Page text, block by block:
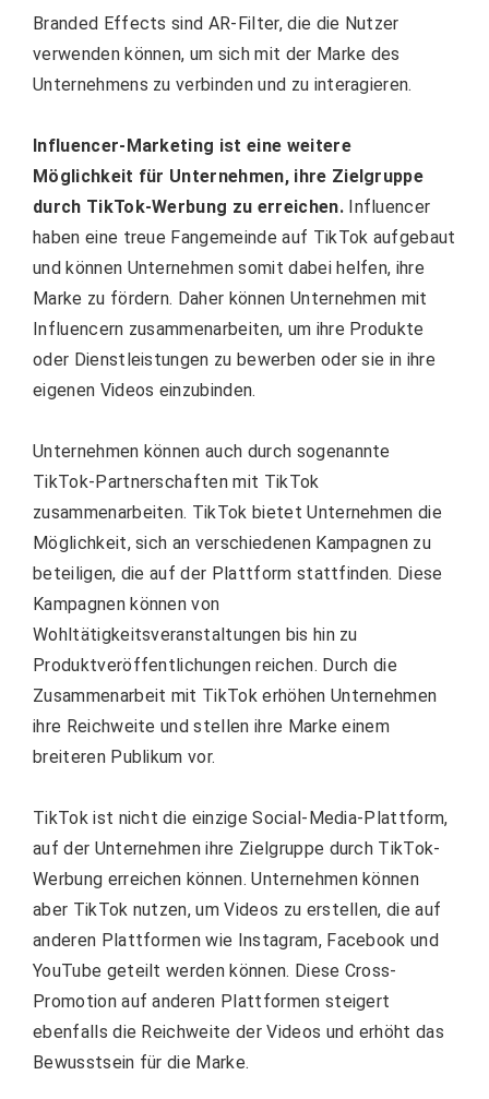
Branded Effects sind AR-Filter, die die Nutzer
verwenden können, um sich mit der Marke des
Unternehmens zu verbinden und zu interagieren.
Influencer-Marketing ist eine weitere
Möglichkeit für Unternehmen, ihre Zielgruppe
durch TikTok-Werbung zu erreichen.Influencer
haben eine treue Fangemeinde auf TikTok aufgebaut
und können Unternehmen somit dabei helfen, ihre
Marke zu fördern. Daher können Unternehmen mit
Influencern zusammenarbeiten, um ihre Produkte
oder Dienstleistungen zu bewerben oder sie in ihre
eigenen Videos einzubinden.
Unternehmen können auch durch sogenannte
TikTok-Partnerschaften mit TikTok
zusammenarbeiten. TikTok bietet Unternehmen die
Möglichkeit, sich an verschiedenen Kampagnen zu
beteiligen, die auf der Plattform stattfinden. Diese
Kampagnen können von
Wohltätigkeitsveranstaltungen bis hin zu
Produktveröffentlichungen reichen. Durch die
Zusammenarbeit mit TikTok erhöhen Unternehmen
ihre Reichweite und stellen ihre Marke einem
breiteren Publikum vor.
TikTok ist nicht die einzige Social-Media-Plattform,
auf der Unternehmen ihre Zielgruppe durch TikTok-
Werbung erreichen können. Unternehmen können
aber TikTok nutzen, um Videos zu erstellen, die auf
anderen Plattformen wie Instagram, Facebook und
YouTube geteilt werden können. Diese Cross-
Promotion auf anderen Plattformen steigert
ebenfalls die Reichweite der Videos und erhöht das
Bewusstsein für die Marke.